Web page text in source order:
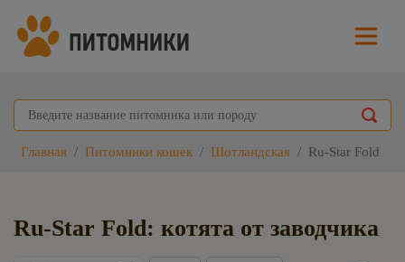
Главная Питомники кошек Шотландская Ru-Star Fold
Ru-Star Fold: котята от заводчика